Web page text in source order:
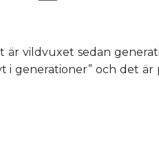
är vildvuxet sedan
generationer” och det